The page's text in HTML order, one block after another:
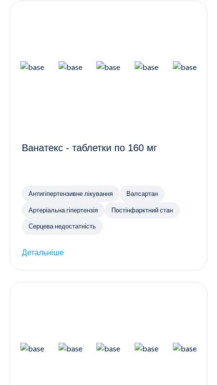
Ванатекс - таблетки по 160 мг
Антигіпертензивне лікування Валсартан
Артеріальна гіпертензія Постінфарктний стан
Серцева недостатність
Детальніше